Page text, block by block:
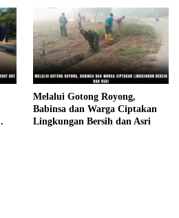
Melalui Gotong Royong,
Babinsa dan Warga Ciptakan
Lingkungan Bersih dan Asri